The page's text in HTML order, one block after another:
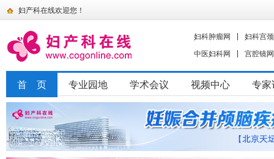
妇产科在线欢迎您！
妇科肿瘤网
妇科宫
中医妇科网
宫腔镜网
首 页 专业园地 学术会议 视频中心 专家